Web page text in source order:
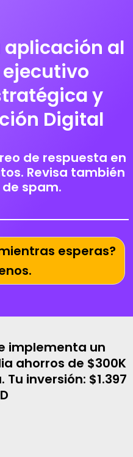
aplicación al
y
Digital
de respuesta en
Revisa también
spam.
esperas?
implementa un
ahorros de $300K
Tu inversión: $1.397